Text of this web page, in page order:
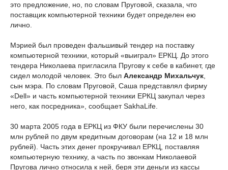
это предложение, но, по словам Пруговой, сказала, что
поставщик компьютерной техники будет определен ею
лично.
Мэрией был проведен фальшивый тендер на поставку
компьютерной техники, который «выиграл» ЕРКЦ. До этого
тендера Николаева пригласила Пругову к себе в кабинет, где
сидел молодой человек. Это был Александр Михальчук
сын мэра. По словам Пруговой, Саша представлял фирму
«Dell» и часть компьютерной техники ЕРКЦ закупал через
него, как посредника», сообщает SakhaLife.
30 марта 2005 года в ЕРКЦ из ФКУ были перечислены 30
млн рублей по двум кредитным договорам (на 12 и 18 млн
рублей). Часть этих денег прокручивал ЕРКЦ, поставляя
компьютерную технику, а часть по звонкам Николаевой
Пругова лично относила к ней, беря эти деньги из кассы